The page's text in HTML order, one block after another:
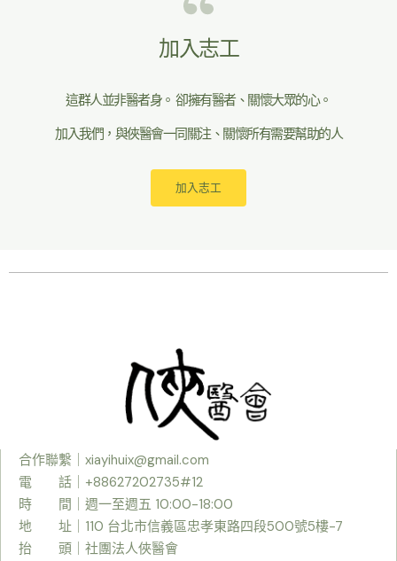
加入志工
這群人並非醫者身。 卻擁有醫者、關懷大眾的心。
加入我們，與俠醫會一同關注、關懷所有需要幫助的人
加入志工
合作聯繫｜ xiayihuix@gmail.com
電 話｜+88627202735#12
時
間｜週一至週五 10:00-18:00
地 址｜110 台北市信義區忠孝東路四段500號5樓-7
抬 頭｜社團法人俠醫會